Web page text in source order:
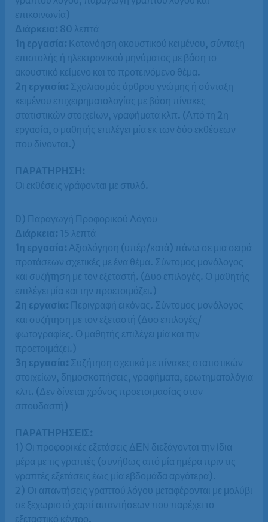
επικοινωνία)
Διάρκεια: 80 λεπτά
1η εργασία: Κατανόηση ακουστικού κειμένου, σύνταξη
επιστολής ή ηλεκτρονικού μηνύματος με βάση το
ακουστικό κείμενο και το προτεινόμενο θέμα.
2η εργασία: Σχολιασμός άρθρου γνώμης ή σύνταξη
κειμένου επιχειρηματολογίας με βάση πίνακες
στατιστικών στοιχείων, γραφήματα κλπ. (Από τη 2η
εργασία, ο μαθητής επιλέγει μία εκ των δύο εκθέσεων
που δίνονται.)
ΠΑΡΑΤΗΡΗΣΗ:
Οι εκθέσεις γράφονται με στυλό.
D) Παραγωγή Προφορικού Λόγου
Διάρκεια: 15 λεπτά
1η εργασία: Αξιολόγηση (υπέρ/κατά) πάνω σε μια σειρά
προτάσεων σχετικές με ένα θέμα. Σύντομος μονόλογος
και συζήτηση με τον εξεταστή. (Δυο επιλογές. Ο μαθητής
επιλέγει μία και την προετοιμάζει.)
2η εργασία: Περιγραφή εικόνας. Σύντομος μονόλογος
και συζήτηση με τον εξεταστή (Δυο επιλογές/
φωτογραφίες. Ο μαθητής επιλέγει μία και την
προετοιμάζει.)
3η εργασία: Συζήτηση σχετικά με πίνακες στατιστικών
στοιχείων, δημοσκοπήσεις, γραφήματα, ερωτηματολόγια
κλπ. (Δεν δίνεται χρόνος προετοιμασίας στον
σπουδαστή)
ΠΑΡΑΤΗΡΗΣΕΙΣ:
1) Οι προφορικές εξετάσεις ΔΕΝ διεξάγονται την ίδια
μέρα με τις γραπτές (συνήθως από μία ημέρα πριν τις
γραπτές εξετάσεις έως μία εβδομάδα αργότερα).
2) Oι απαντήσεις γραπτού λόγου μεταφέρονται με μολύβι
σε ξεχωριστό χαρτί απαντήσεων που παρέχει το
εξεταστικό κέντρο.